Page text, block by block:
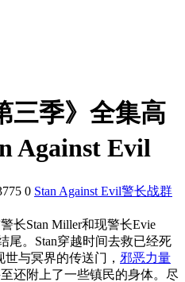
三季》全集高
Against Evil
0 Stan Against Evil警长战群
长Stan Miller和现警长Evie
尾。Stan穿越时间去救已经死
与冥界的传送门， 邪恶力量
还附上了一些镇民的身体。尽